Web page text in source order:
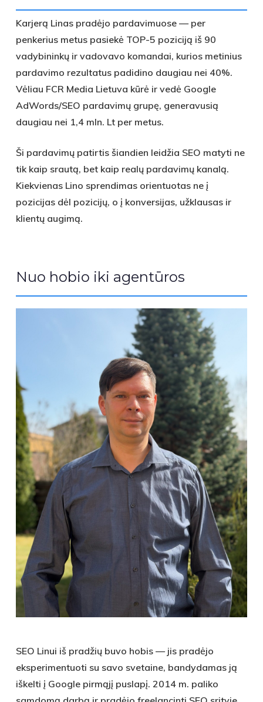
Karjerą Linas pradėjo pardavimuose — per
penkerius metus pasiekė TOP-5 poziciją iš 90
vadybininkųir vadovavo komandai, kurios metinius
pardavimo rezultatus padidino daugiau nei 40%.
Vėliau FCR Media Lietuva kūrė ir vedė Google
AdWords/SEO pardavimų grupę, generavusią
daugiau nei 1,4 mln. Lt per metus.
Ši pardavimų patirtis šiandien leidžia SEO matyti ne
tik kaip srautą, bet kaip realų pardavimų kanalą.
Kiekvienas Lino sprendimas orientuotas ne į
pozicijas dėl pozicijų, o į konversijas, užklausas ir
klientų augimą.
Nuo hobio iki agentūros
SEO Linui iš pradžių buvo hobis — jis pradėjo
eksperimentuoti su savo svetaine, bandydamas ją
iškelti į Google pirmąjį puslapį. 2014 m. paliko